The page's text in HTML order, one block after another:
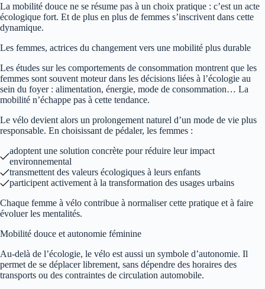
La mobilité douce ne se résume pas à un choix pratique : c’est un acte
écologique fort. Et de plus en plus de femmes s’inscrivent dans cette
dynamique.
Les femmes, actrices du changement vers une mobilité plus durable
Les études sur les comportements de consommation montrent que les
femmes sont souvent moteur dans les décisions liées à l’écologie au
sein du foyer : alimentation, énergie, mode de consommation… La
mobilité n’échappe pas à cette tendance.
Le vélo devient alors un prolongement naturel d’un mode de vie plus
responsable. En choisissant de pédaler, les femmes :
adoptent une solution concrète pour réduire leur impact
environnemental
transmettent des valeurs écologiques à leurs enfants
participent activement à la transformation des usages urbains
Chaque femme à vélo contribue à normaliser cette pratique et à faire
évoluer les mentalités.
Mobilité douce et autonomie féminine
Au-delà de l’écologie, le vélo est aussi un symbole d’autonomie. Il
permet de se déplacer librement, sans dépendre des horaires des
transports ou des contraintes de circulation automobile.